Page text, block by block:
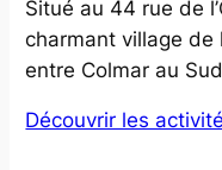
Situé au 44 rue de
charmant village de
entre Colmar au
Découvrir les